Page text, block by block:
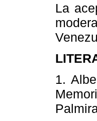
La
1.